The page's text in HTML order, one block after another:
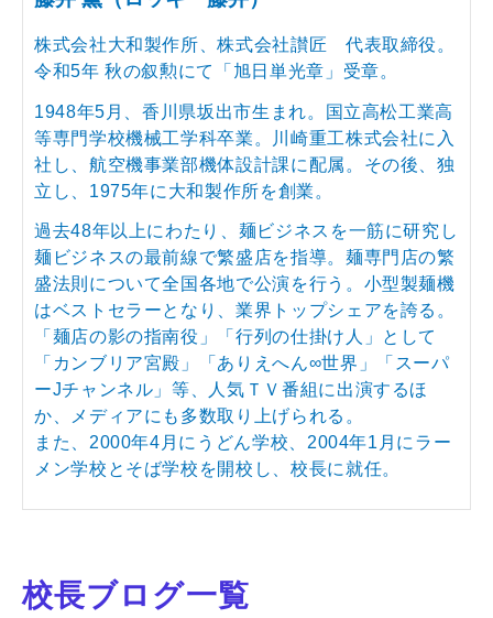
株式会社大和製作所、株式会社讃匠 代表取締役。
令和5年 秋の叙勲にて「旭日単光章」受章。
1948年5月、香川県坂出市生まれ。国立高松工業高
等専門学校機械工学科卒業。川崎重工株式会社に入
社し、航空機事業部機体設計課に配属。その後、独
立し、1975年に大和製作所を創業。
過去48年以上にわたり、麺ビジネスを一筋に研究し
麺ビジネスの最前線で繁盛店を指導。麺専門店の繁
盛法則について全国各地で公演を行う。小型製麺機
はベストセラーとなり、業界トップシェアを誇る。
「麺店の影の指南役」「行列の仕掛け人」として
「カンブリア宮殿」「ありえへん∞世界」「スーパ
ーJチャンネル」等、人気ＴＶ番組に出演するほ
か、メディアにも多数取り上げられる。
また、2000年4月にうどん学校、2004年1月にラー
メン学校とそば学校を開校し、校長に就任。
校長ブログ一覧